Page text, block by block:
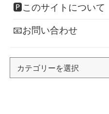
🅿このサイトについて
📧お問い合わせ